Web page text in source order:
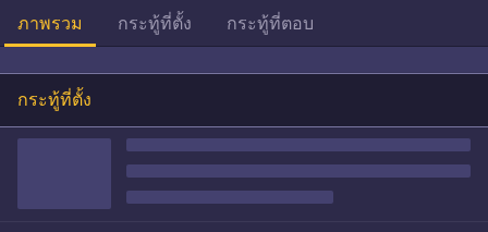
ภาพรวม กระทู้ที่ตั้ง กระทู้ที่ตอบ
กระทู้ที่ตั้ง